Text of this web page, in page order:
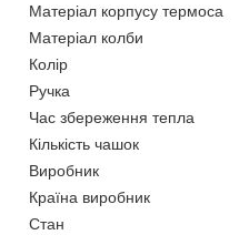
Матеріал корпусу термоса
Матеріал колби
Колір
Ручка
Час збереження тепла
Кількість чашок
Виробник
Країна виробник
Стан